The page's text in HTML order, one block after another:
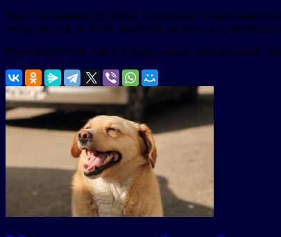
Через эту инициативу Bitget продолжает
специалистов, которые будут определять следующий
Blockchain4Youth Talent Alliance открыт для компаний,